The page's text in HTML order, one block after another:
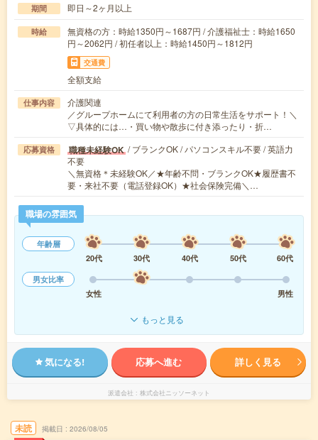
期間 即日～2ヶ月以上
時給
無資格の方：時給1350円～1687円 / 介護福祉士：時給1650
円～2062円 / 初任者以上：時給1450円～1812円
交通費
全額支給
仕事内容
介護関連
／グループホームにて利用者の方の日常生活をサポート！＼
▽具体的には…・買い物や散歩に付き添ったり・折…
応募資格 職種未経験OK / ブランクOK / パソコンスキル不要 / 英語力
不要
＼無資格＊未経験OK／★年齢不問・ブランクOK★履歴書不
要・来社不要（電話登録OK）★社会保険完備＼…
職場の雰囲気
年齢層
20代
30代 40代 50代
60代
男女比率
女性
男性
もっと見る
気になる! 応募へ進む 詳しく見る
派遣会社 株式会社ニッソーネット
未読 掲載日 2026/08/05